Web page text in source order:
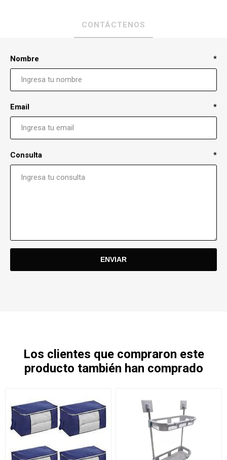
CONTÁCTENOS
Nombre *
Email *
Consulta *
Los clientes que compraron este
producto también han comprado